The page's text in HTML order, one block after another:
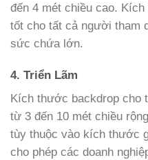
đến 4 mét chiều cao.
tốt cho tất cả người tham
sức chứa lớn.
4. Triển Lãm
Kích thước backdrop cho
từ 3 đến 10 mét chiều
tùy thuộc vào kích thước
cho phép các doanh